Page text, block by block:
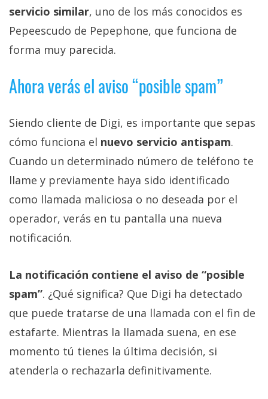
servicio similar, uno de los más conocidos es
Pepeescudo de Pepephone, que funciona de
forma muy parecida.
Ahora verás el aviso “posible spam”
Siendo cliente de Digi, es importante que sepas
cómo funciona el nuevo servicio antispam.
Cuando un determinado número de teléfono te
llame y previamente haya sido identificado
como llamada maliciosa o no deseada por el
operador, verás en tu pantalla una nueva
notificación.
La notificación contiene el aviso de “posible
spam”. ¿Qué significa? Que Digi ha detectado
que puede tratarse de una llamada con el fin de
estafarte. Mientras la llamada suena, en ese
momento tú tienes la última decisión, si
atenderla o rechazarla definitivamente.